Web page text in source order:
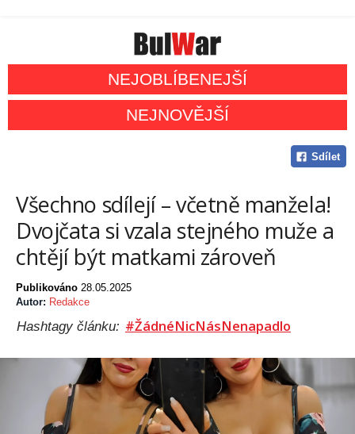
NEJOBLÍBENEJŠÍ
NEJNOVĚJŠÍ
Sdílet
Všechno sdílejí – včetně manžela!
Dvojčata si vzala stejného muže a
chtějí být matkami zároveň
Publikováno 28.05.2025
Autor: Redakce
Hashtagy článku: #ŽádnéNicNásNenapadlo